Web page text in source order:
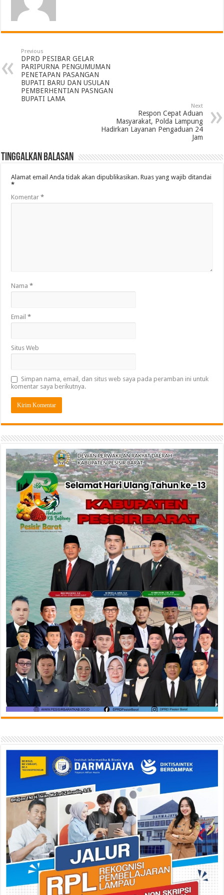
Previous
DPRD PESIBAR GELAR
PARIPURNA PENGUMUMAN
PENETAPAN PASANGAN
BUPATI BARU DAN USULAN
PEMBERHENTIAN PASNGAN
BUPATI LAMA
Next
Respon Cepat Aduan
Masyarakat, Polda Lampung
Hadirkan Layanan Pengaduan 24
Jam
Tinggalkan Balasan
Alamat email Anda tidak akan dipublikasikan. Ruas yang wajib ditandai
*
Komentar*
Nama*
Email*
Situs Web
Simpan nama, email, dan situs web saya pada peramban ini untuk
komentar saya berikutnya.